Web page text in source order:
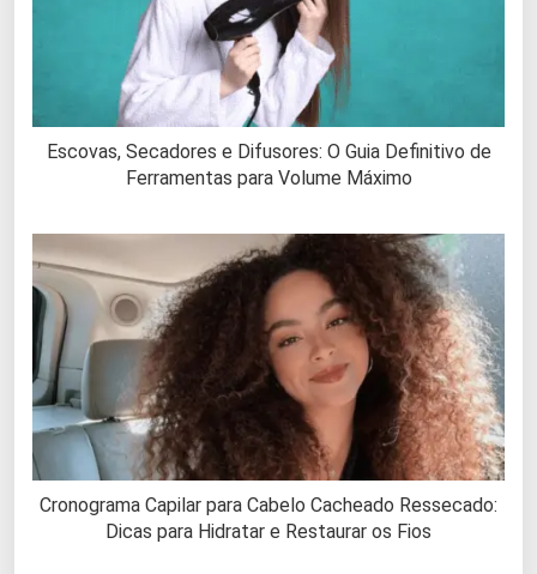
Escovas, Secadores e Difusores: O Guia Definitivo de
Ferramentas para Volume Máximo
Cronograma Capilar para Cabelo Cacheado Ressecado:
Dicas para Hidratar e Restaurar os Fios